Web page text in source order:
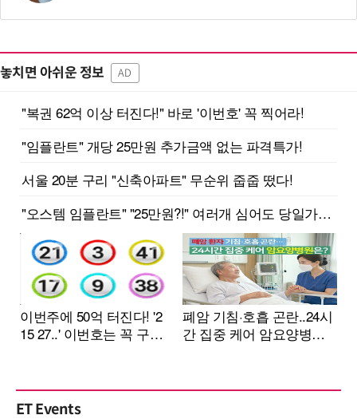
놓치면 아쉬운 정보 AD
ET Events